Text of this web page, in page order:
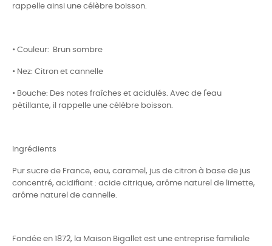
rappelle ainsi une célèbre boisson.
• Couleur: Brun sombre
• Nez: Citron et cannelle
• Bouche: Des notes fraîches et acidulés. Avec de l'eau
pétillante, il rappelle une célèbre boisson.
Ingrédients
Pur sucre de France, eau, caramel, jus de citron à base de jus
concentré, acidifiant : acide citrique, arôme naturel de limette,
arôme naturel de cannelle.
Fondée en 1872, la Maison Bigallet est une entreprise familiale